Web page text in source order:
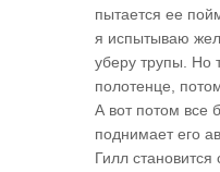
пытается ее
я испытываю
уберу трупы. Но
полотенце,
А вот потом все
поднимает его
Гилл